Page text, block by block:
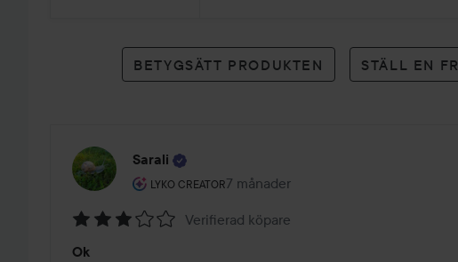
betyg
BETYGSÄTT PRODUKTEN STÄLL EN
Sarali
LYKO CREATOR
Användarens roll: Lyko Creator.
7 månader
Inlägget skapades 7 månader
Verifierad köpare
Ok